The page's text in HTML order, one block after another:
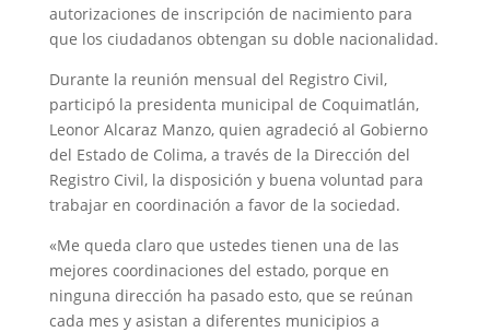
autorizaciones de inscripción de nacimiento para
que los ciudadanos obtengan su doble nacionalidad.
Durante la reunión mensual del Registro Civil,
participó la presidenta municipal de Coquimatlán,
Leonor Alcaraz Manzo, quien agradeció al Gobierno
del Estado de Colima, a través de la Dirección del
Registro Civil, la disposición y buena voluntad para
trabajar en coordinación a favor de la sociedad.
«Me queda claro que ustedes tienen una de las
mejores coordinaciones del estado, porque en
ninguna dirección ha pasado esto, que se reúnan
cada mes y asistan a diferentes municipios a